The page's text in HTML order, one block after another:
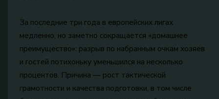
За последние три года в европейских лигах
медленно, но заметно сокращается «домашнее
преимущество»: разрыв по набранным очкам хозяев
и гостей потихоньку уменьшился на несколько
процентов. Причина — рост тактической
грамотности и качества подготовки, в том числе